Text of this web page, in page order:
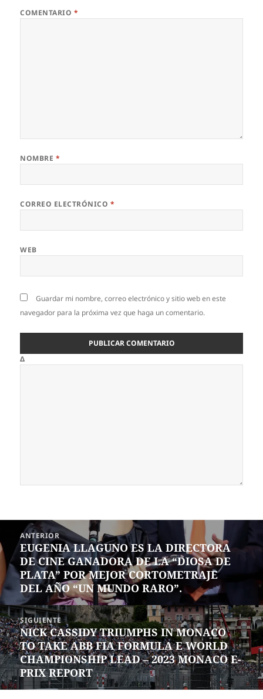
COMENTARIO *
NOMBRE *
CORREO ELECTRÓNICO *
WEB
Guardar mi nombre, correo electrónico y sitio web en este
navegador para la próxima vez que haga un comentario.
Δ
Navegación
de
entradas
ANTERIOR
Entrada
anterior:
EUGENIA LLAGUNO ES LA DIRECTORA
DE CINE GANADORA DE LA “DIOSA DE
PLATA” POR MEJOR CORTOMETRAJE
DEL AÑO “UN MUNDO RARO”.
SIGUIENTE
Siguiente
entrada:
NICK CASSIDY TRIUMPHS IN MONACO
TO TAKE ABB FIA FORMULA E WORLD
CHAMPIONSHIP LEAD – 2023 MONACO E-
PRIX REPORT